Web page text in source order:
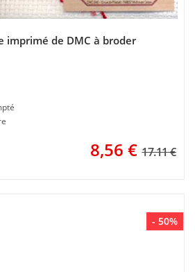
imprimé de DMC à broder
8,56 € 17.11 €
- 50%